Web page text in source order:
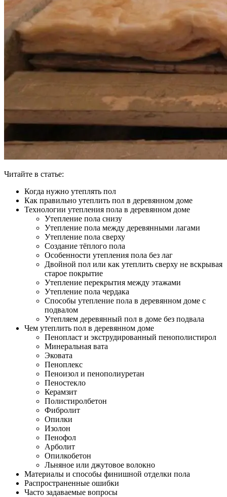
Читайте в статье:
Когда нужно утеплять пол
Как правильно утеплить пол в деревянном доме
Технологии утепления пола в деревянном доме
Утепление пола снизу
Утепление пола между деревянными лагами
Утепление пола сверху
Создание тёплого пола
Особенности утепления пола без лаг
Двойной пол или как утеплить сверху не вскрывая
старое покрытие
Утепление перекрытия между этажами
Утепление пола чердака
Способы утепление пола в деревянном доме с
подвалом
Утепляем деревянный пол в доме без подвала
Чем утеплить пол в деревянном доме
Пенопласт и экструдированный пенополистирол
Минеральная вата
Эковата
Пеноплекс
Пеноизол и пенополиуретан
Пеностекло
Керамзит
Полистиролбетон
Фибролит
Опилки
Изолон
Пенофол
Арболит
Опилкобетон
Льняное или джутовое волокно
Материалы и способы финишной отделки пола
Распространенные ошибки
Часто задаваемые вопросы